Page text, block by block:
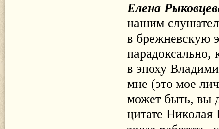
Елена
нашим
в брежневскую
парадоксально,
в эпоху
мне (это мое
может быть, вы
цитате Николая